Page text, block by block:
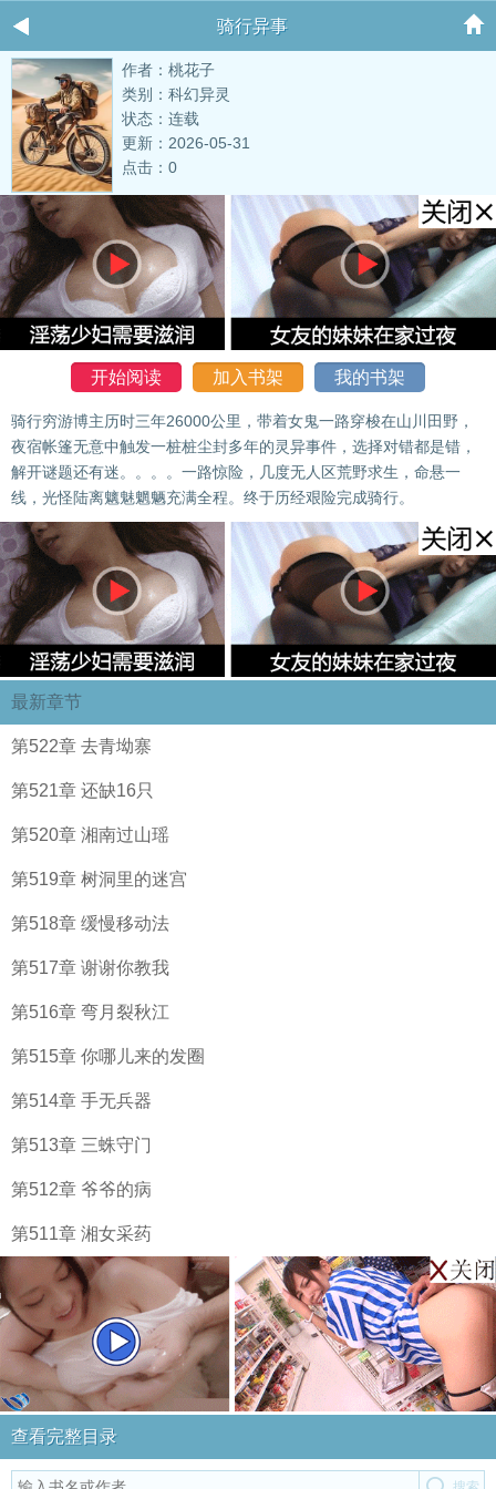
骑行异事
作者：桃花子
类别：科幻异灵
状态：连载
更新：2026-05-31
点击：0
开始阅读 加入书架 我的书架
骑行穷游博主历时三年26000公里，带着女鬼一路穿梭在山川田野，
夜宿帐篷无意中触发一桩桩尘封多年的灵异事件，选择对错都是错，
解开谜题还有迷。。。。一路惊险，几度无人区荒野求生，命悬一
线，光怪陆离魑魅魍魉充满全程。终于历经艰险完成骑行。
最新章节
第522章 去青坳寨
第521章 还缺16只
第520章 湘南过山瑶
第519章 树洞里的迷宫
第518章 缓慢移动法
第517章 谢谢你教我
第516章 弯月裂秋江
第515章 你哪儿来的发圈
第514章 手无兵器
第513章 三蛛守门
第512章 爷爷的病
第511章 湘女采药
查看完整目录